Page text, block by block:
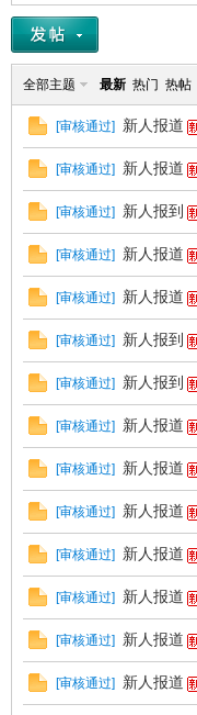
全部主题 最新 热门 热帖
[审核通过] 新人报道
[审核通过] 新人报道
[审核通过] 新人报到
[审核通过] 新人报道
[审核通过] 新人报道
[审核通过] 新人报到
[审核通过] 新人报到
[审核通过] 新人报道
[审核通过] 新人报道
[审核通过] 新人报道
[审核通过] 新人报道
[审核通过] 新人报道
[审核通过] 新人报道
[审核通过] 新人报道